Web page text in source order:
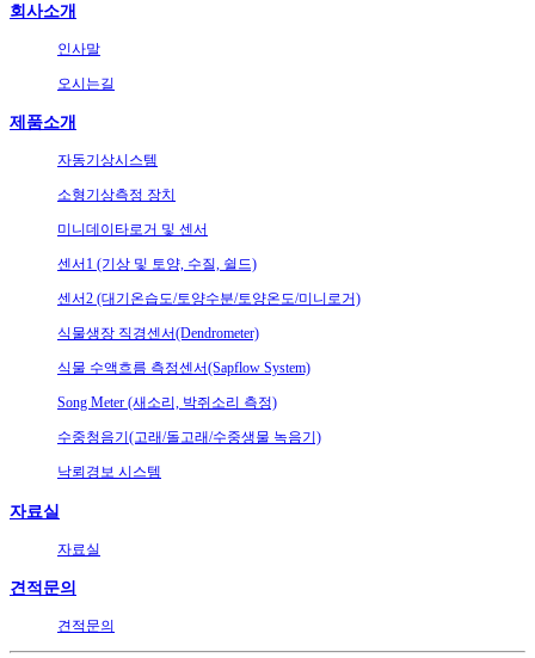
회사소개
인사말
오시는길
제품소개
자동기상시스템
소형기상측정 장치
미니데이타로거 및 센서
센서1 (기상 및 토양, 수질, 쉴드)
센서2 (대기온습도/토양수분/토양온도/미니로거)
식물생장 직경센서(Dendrometer)
식물 수액흐름 측정센서(Sapflow System)
Song Meter (새소리, 박쥐소리 측정)
수중청음기(고래/돌고래/수중생물 녹음기)
낙뢰경보 시스템
자료실
자료실
견적문의
견적문의